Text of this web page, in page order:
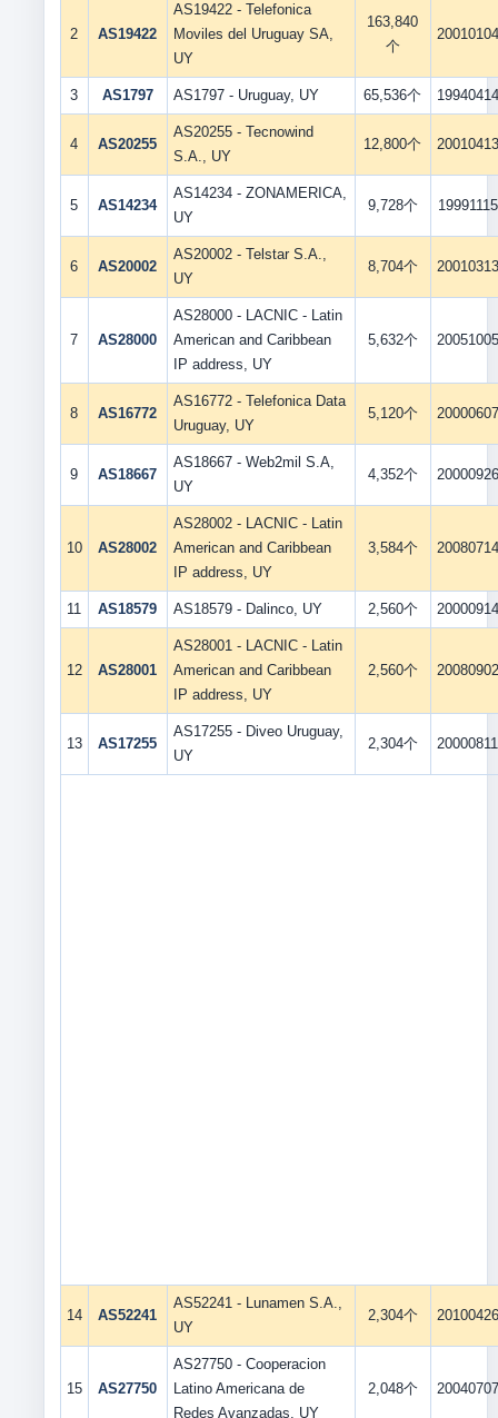
2 AS19422
AS19422 - Telefonica
Moviles del Uruguay SA,
UY
163,840
个
20010104
3 AS1797 AS1797 - Uruguay, UY 65,536个 19940414
4 AS20255
AS20255 - Tecnowind
S.A., UY
12,800个 20010413
5 AS14234
AS14234 - ZONAMERICA,
UY
9,728个 19991115
6 AS20002
AS20002 - Telstar S.A.,
UY
8,704个 20010313
7 AS28000
AS28000 - LACNIC - Latin
American and Caribbean
IP address, UY
5,632个 20051005
8 AS16772
AS16772 - Telefonica Data
Uruguay, UY
5,120个 20000607
9 AS18667
AS18667 - Web2mil S.A,
UY
4,352个 20000926
10 AS28002
AS28002 - LACNIC - Latin
American and Caribbean
IP address, UY
3,584个 20080714
11 AS18579 AS18579 - Dalinco, UY 2,560个 20000914
12 AS28001
AS28001 - LACNIC - Latin
American and Caribbean
IP address, UY
2,560个 20080902
13 AS17255
AS17255 - Diveo Uruguay,
UY
2,304个 20000811
14 AS52241
AS52241 - Lunamen S.A.,
UY
2,304个 20100426
15 AS27750
AS27750 - Cooperacion
Latino Americana de
Redes Avanzadas, UY
2,048个 20040707